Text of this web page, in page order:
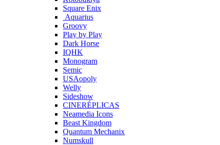
Square Enix
Aquarius
Groovy
Play by Play
Dark Horse
IQHK
Monogram
Semic
USAopoly
Welly
Sideshow
CINERÉPLICAS
Neamedia Icons
Beast Kingdom
Quantum Mechanix
Numskull